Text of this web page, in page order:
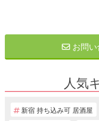
お問
人気
新宿 持ち込み可 居酒屋